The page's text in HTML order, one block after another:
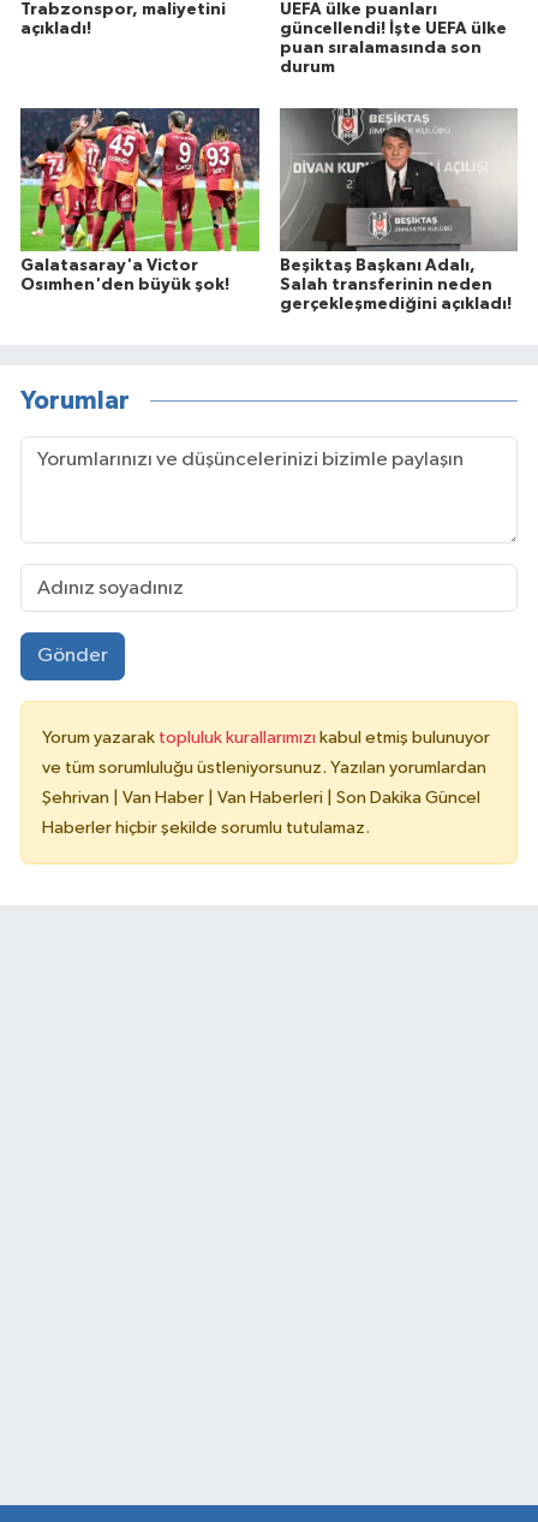
Trabzonspor, maliyetini
açıkladı!
UEFA ülke puanları
güncellendi! İşte UEFA ülke
puan sıralamasında son
durum
Galatasaray'a Victor
Osımhen'den büyük şok!
Beşiktaş Başkanı Adalı,
Salah transferinin neden
gerçekleşmediğini açıkladı!
Yorumlar
Gönder
Yorum yazarak topluluk kurallarımızı kabul etmiş bulunuyor
ve tüm sorumluluğu üstleniyorsunuz. Yazılan yorumlardan
Şehrivan | Van Haber | Van Haberleri | Son Dakika Güncel
Haberler hiçbir şekilde sorumlu tutulamaz.